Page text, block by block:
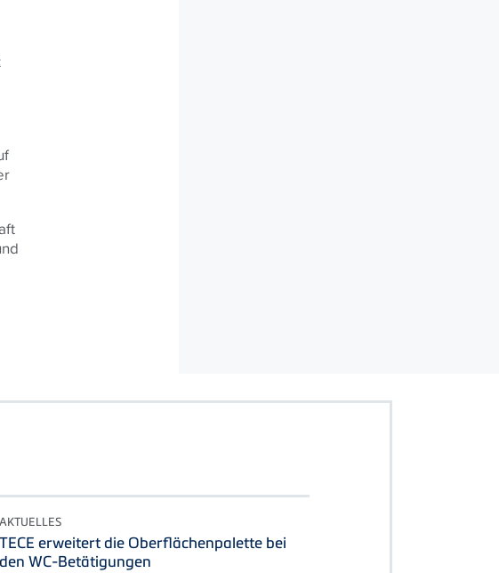
AKTUELLES
TECE erweitert die Oberflächenpalette bei
den WC-Betätigungen